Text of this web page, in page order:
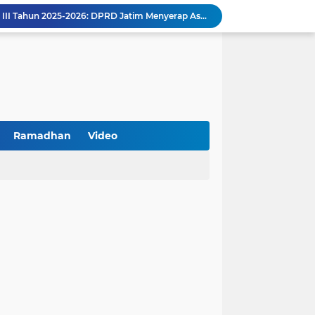
Kemenkop Tekankan Peran Strategis Manajer dalam Menentukan Keberhasilan KDKMP
Pengemudi Ditangkap
Baru Industri Jasa Keuangan
Ramadhan Video